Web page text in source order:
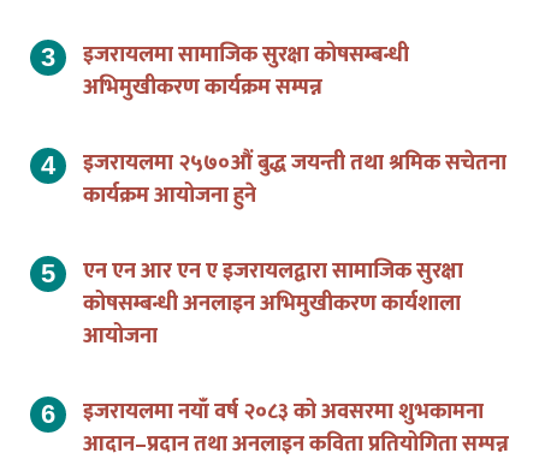
इजरायलमा सामाजिक सुरक्षा कोषसम्बन्धी
अभिमुखीकरण कार्यक्रम सम्पन्न
इजरायलमा २५७०औं बुद्ध जयन्ती तथा श्रमिक सचेतना
कार्यक्रम आयोजना हुने
एन एन आर एन ए इजरायलद्वारा सामाजिक सुरक्षा
कोषसम्बन्धी अनलाइन अभिमुखीकरण कार्यशाला
आयोजना
इजरायलमा नयाँ वर्ष २०८३ को अवसरमा शुभकामना
आदान–प्रदान तथा अनलाइन कविता प्रतियोगिता सम्पन्न